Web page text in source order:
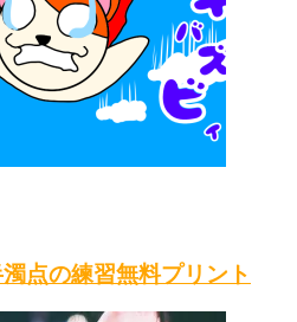
点の練習無料プリント